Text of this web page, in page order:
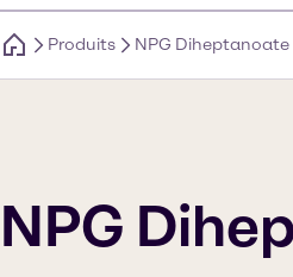
Produits NPG Diheptanoate
NPG